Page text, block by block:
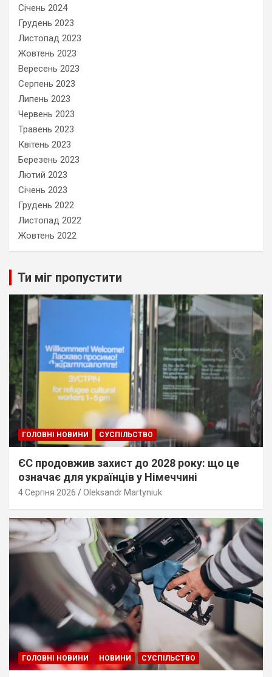
Січень 2024
Грудень 2023
Листопад 2023
Жовтень 2023
Вересень 2023
Серпень 2023
Липень 2023
Червень 2023
Травень 2023
Квітень 2023
Березень 2023
Лютий 2023
Січень 2023
Грудень 2022
Листопад 2022
Жовтень 2022
Ти міг пропустити
ГОЛОВНІ НОВИНИ СУСПІЛЬСТВО
ЄС продовжив захист до 2028 року: що це
означає для українців у Німеччині
4 Серпня 2026 Oleksandr Martyniuk
ГОЛОВНІ НОВИНИ НОВИНИ СУСПІЛЬСТВО